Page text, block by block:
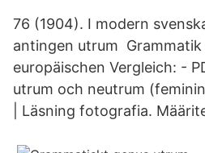
76 (1904). I modern
antingen utrum Grammatik
europäischen Vergleich: -
utrum och neutrum
| Läsning fotografia.